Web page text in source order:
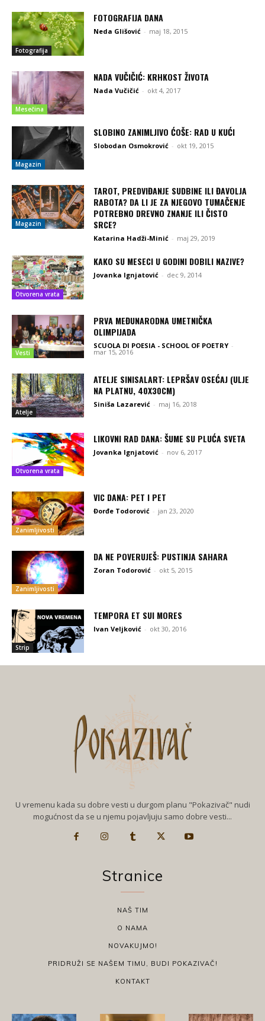
Fotografija
FOTOGRAFIJA DANA
Neda Glišović - maj 18, 2015
Mesečina
NADA VUČIČIĆ: KRHKOST ŽIVOTA
Nada Vučičić - okt 4, 2017
Magazin
SLOBINO ZANIMLJIVO ĆOŠE: RAD U KUĆI
Slobodan Osmokrović - okt 19, 2015
Magazin
TAROT, PREDVIĐANJE SUDBINE ILI ĐAVOLJA
RABOTA? DA LI JE ZA NJEGOVO TUMAČENJE
POTREBNO DREVNO ZNANJE ILI ČISTO
SRCE?
Katarina Hadži-Minić - maj 29, 2019
Otvorena vrata
KAKO SU MESECI U GODINI DOBILI NAZIVE?
Jovanka Ignjatović - dec 9, 2014
Vesti
PRVA MEĐUNARODNA UMETNIČKA
OLIMPIJADA
SCUOLA DI POESIA - SCHOOL OF POETRY -
mar 15, 2016
Atelje
ATELJE SINISALART: LEPRŠAV OSEĆAJ (ULJE
NA PLATNU, 40X30CM)
Siniša Lazarević - maj 16, 2018
Otvorena vrata
LIKOVNI RAD DANA: ŠUME SU PLUĆA SVETA
Jovanka Ignjatović - nov 6, 2017
Zanimljivosti
VIC DANA: PET I PET
Đorđe Todorović - jan 23, 2020
Zanimljivosti
DA NE POVERUJEŠ: PUSTINJA SAHARA
Zoran Todorović - okt 5, 2015
Strip
TEMPORA ET SUI MORES
Ivan Veljković - okt 30, 2016
U vremenu kada su dobre vesti u durgom planu "Pokazivač" nudi
mogućnost da se u njemu pojavljuju samo dobre vesti...
Stranice
NAŠ TIM
O NAMA
NOVAKUJMO!
PRIDRUŽI SE NAŠEM TIMU, BUDI POKAZIVAČ!
KONTAKT